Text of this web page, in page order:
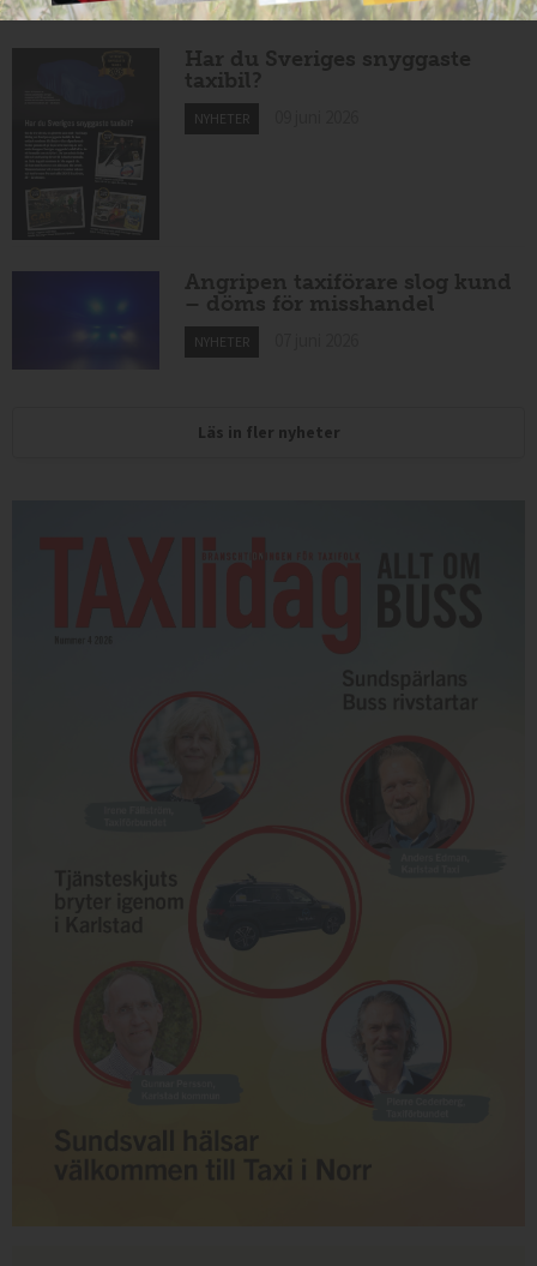
Har du Sveriges snyggaste
taxibil?
NYHETER
Angripen taxiförare slog kund
– döms för misshandel
NYHETER
Läs in fler nyheter